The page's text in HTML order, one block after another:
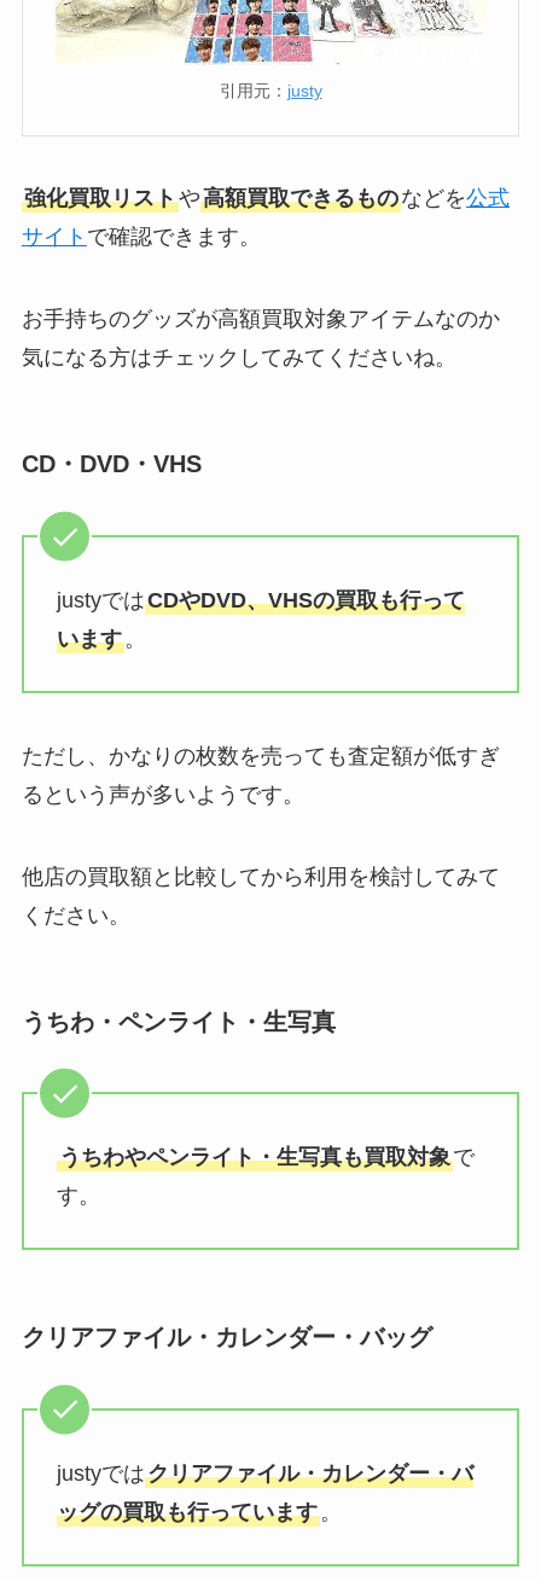
引用元： justy
強化買取リストや高額買取できるものなどを公式
サイト で確認できます。
お手持ちのグッズが高額買取対象アイテムなのか
気になる方はチェックしてみてくださいね。
CD・DVD・VHS
justyではCDやDVD、VHSの買取も行って
います。
ただし、かなりの枚数を売っても査定額が低すぎ
るという声が多いようです。
他店の買取額と比較してから利用を検討してみて
ください。
うちわ・ペンライト・生写真
うちわやペンライト・生写真も買取対象で
す。
クリアファイル・カレンダー・バッグ
justyではクリアファイル・カレンダー・バ
ッグの買取も行っています。